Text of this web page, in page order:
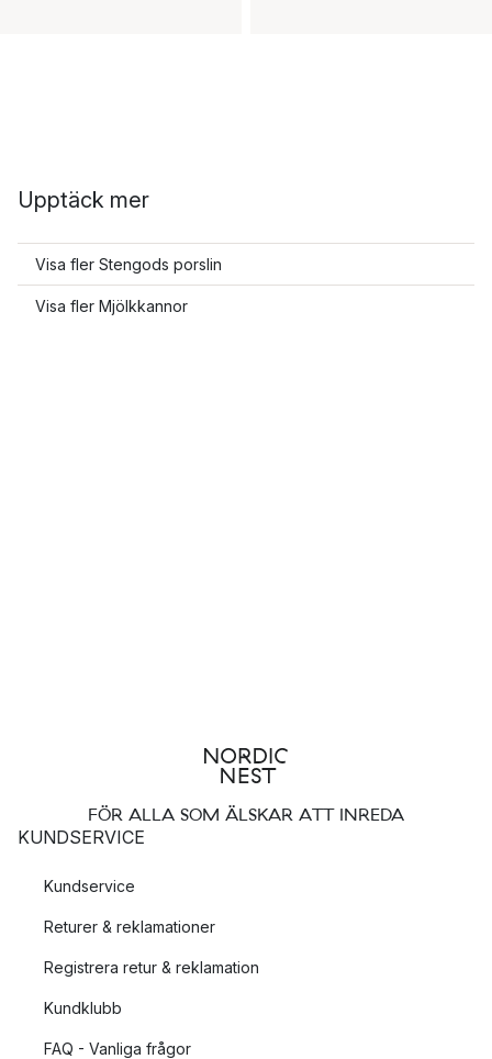
Upptäck mer
Visa fler Stengods porslin
Visa fler Mjölkkannor
FÖR ALLA SOM ÄLSKAR ATT INREDA
KUNDSERVICE
Kundservice
Returer & reklamationer
Registrera retur & reklamation
Kundklubb
FAQ - Vanliga frågor